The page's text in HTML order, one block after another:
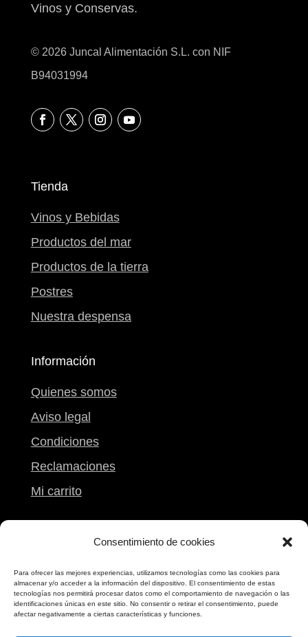
Consentimiento de cookies
Para ofrecer las mejores experiencias, utilizamos tecnologías como las cookies para
almacenar y/o acceder a la información del dispositivo. El consentimiento de estas
tecnologías nos permitirá procesar datos como el comportamiento de navegación o las
identificaciones únicas en este sitio. No consentir o retirar el consentimiento, puede
afectar negativamente a ciertas características y funciones.
Vinos y Conservas.
© 2026 Juncal Alimentación S.L. con NIF
B94031994
Tienda
Vinos y Bebidas
Productos del mar
Productos de la tierra
Postres
Nuestra despensa
Información
Quienes somos
Aviso legal
Condiciones
Reclamaciones
Mi carrito
Pontevedra
986 861 612